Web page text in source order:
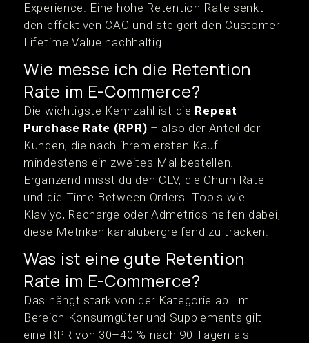
Experience. Eine hohe Retention-Rate senkt
den effektiven CAC und steigert den Customer
Lifetime Value nachhaltig.
Wie messe ich die Retention
Rate im E-Commerce?
Die wichtigste Kennzahl ist die Repeat
Purchase Rate (RPR) – also der Anteil der
Kunden, die nach ihrem ersten Kauf
mindestens ein zweites Mal bestellen.
Ergänzend misst du den CLV, die Churn Rate
und die Time Between Orders. Tools wie
Klaviyo, Recharge oder Admetrics helfen dabei,
diese Metriken kanalübergreifend zu tracken.
Was ist eine gute Retention
Rate im E-Commerce?
Das hängt stark von der Kategorie ab. Im
Bereich Konsumgüter und Supplements gilt
eine RPR von 30–40 % nach 90 Tagen als